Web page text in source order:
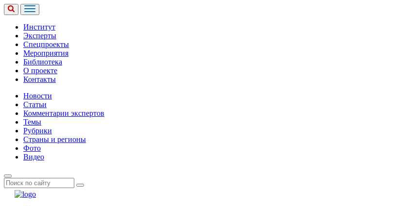
Институт
Эксперты
Спецпроекты
Мероприятия
Библиотека
О проекте
Контакты
Новости
Статьи
Комментарии экспертов
Темы
Рубрики
Страны и регионы
Фото
Видео